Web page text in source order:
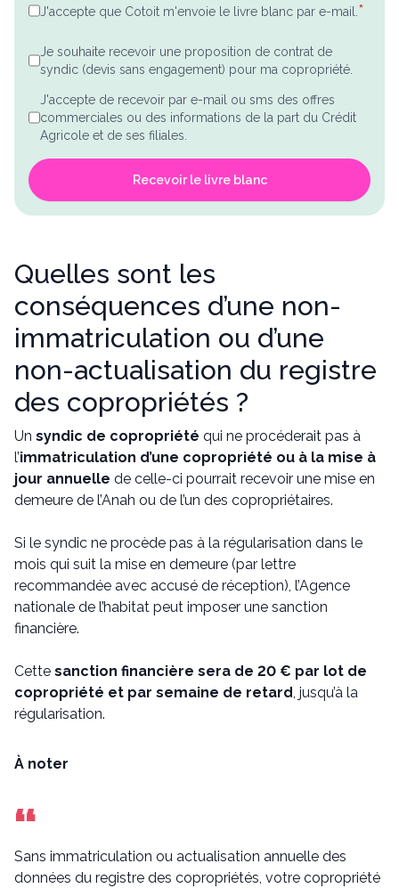
J'accepte que Cotoit m'envoie le livre blanc par e-mail. *
Je souhaite recevoir une proposition de contrat de
syndic (devis sans engagement) pour ma copropriété.
J'accepte de recevoir par e-mail ou sms des offres
commerciales ou des informations de la part du Crédit
Agricole et de ses filiales.
Recevoir le livre blanc
Quelles sont les
conséquences d’une non-
immatriculation ou d’une
non-actualisation du registre
des copropriétés ?
Un syndic de copropriété qui ne procéderait pas à
l’immatriculation d’une copropriété ou à la mise à
jour annuelle de celle-ci pourrait recevoir une mise en
demeure de l’Anah ou de l’un des copropriétaires.
Si le syndic ne procède pas à la régularisation dans le
mois qui suit la mise en demeure (par lettre
recommandée avec accusé de réception), l’Agence
nationale de l’habitat peut imposer une sanction
financière.
Cette sanction financière sera de 20 € par lot de
copropriété et par semaine de retard, jusqu’à la
régularisation.
À noter
Sans immatriculation ou actualisation annuelle des
données du registre des copropriétés, votre copropriété